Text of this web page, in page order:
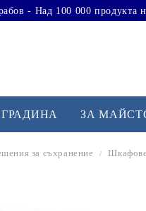
- Над 100 000 продукта
ЗА
за съхранение